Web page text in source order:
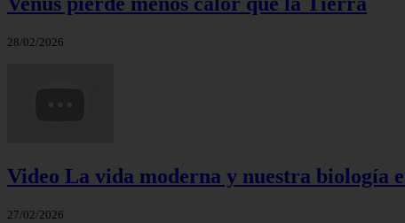
28/02/2026
Video La vida moderna y nuestra
27/02/2026